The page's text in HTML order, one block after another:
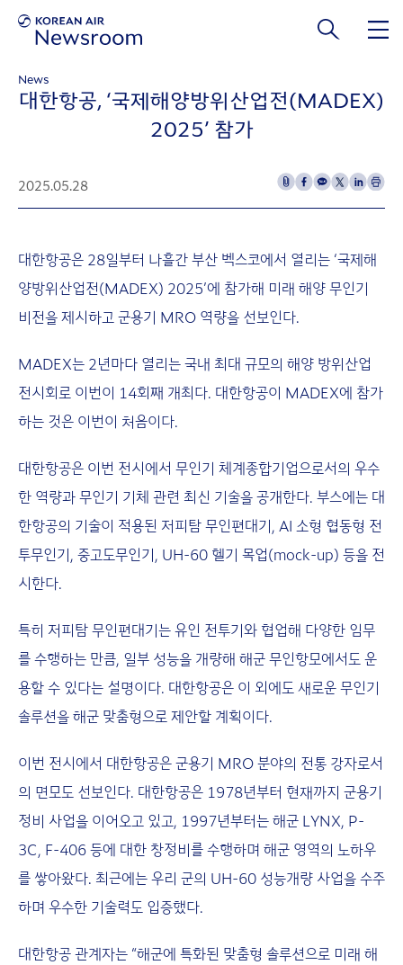
News
대한항공, ‘국제해양방위산업전(MADEX)
2025’ 참가
2025.05.28
대한항공은 28일부터 나흘간 부산 벡스코에서 열리는 ‘국제해
양방위산업전(MADEX) 2025’에 참가해 미래 해양 무인기
비전을 제시하고 군용기 MRO 역량을 선보인다.
MADEX는 2년마다 열리는 국내 최대 규모의 해양 방위산업
전시회로 이번이 14회째 개최다. 대한항공이 MADEX에 참가
하는 것은 이번이 처음이다.
대한항공은 이번 전시에서 무인기 체계종합기업으로서의 우수
한 역량과 무인기 기체 관련 최신 기술을 공개한다. 부스에는 대
한항공의 기술이 적용된 저피탐 무인편대기, AI 소형 협동형 전
투무인기, 중고도무인기, UH-60 헬기 목업(mock-up) 등을 전
시한다.
특히 저피탐 무인편대기는 유인 전투기와 협업해 다양한 임무
를 수행하는 만큼, 일부 성능을 개량해 해군 무인항모에서도 운
용할 수 있다는 설명이다. 대한항공은 이 외에도 새로운 무인기
솔루션을 해군 맞춤형으로 제안할 계획이다.
이번 전시에서 대한항공은 군용기 MRO 분야의 전통 강자로서
의 면모도 선보인다. 대한항공은 1978년부터 현재까지 군용기
정비 사업을 이어오고 있고, 1997년부터는 해군 LYNX, P-
3C, F-406 등에 대한 창정비를 수행하며 해군 영역의 노하우
를 쌓아왔다. 최근에는 우리 군의 UH-60 성능개량 사업을 수주
하며 우수한 기술력도 입증했다.
대한항공 관계자는 “해군에 특화된 맞춤형 솔루션으로 미래 해